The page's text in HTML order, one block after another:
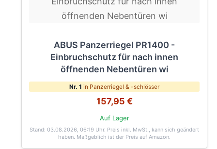
ABUS Panzerriegel PR1400 -
Einbruchschutz für nach innen
öffnenden Nebentüren wi
Nr. 1 in Panzerriegel & -schlösser
157,95 €
Auf Lager
Stand: 03.08.2026, 06:19 Uhr. Preis inkl. MwSt., kann sich geändert
haben. Maßgeblich ist der Preis auf Amazon.